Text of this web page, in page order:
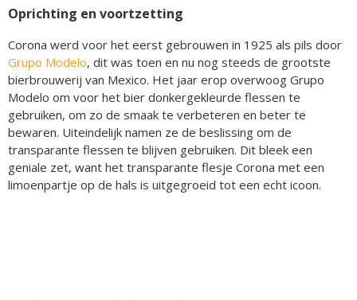
Oprichting en voortzetting
Corona werd voor het eerst gebrouwen in 1925 als pils door
Grupo Modelo, dit was toen en nu nog steeds de grootste
bierbrouwerij van Mexico. Het jaar erop overwoog Grupo
Modelo om voor het bier donkergekleurde flessen te
gebruiken, om zo de smaak te verbeteren en beter te
bewaren. Uiteindelijk namen ze de beslissing om de
transparante flessen te blijven gebruiken. Dit bleek een
geniale zet, want het transparante flesje Corona met een
limoenpartje op de hals is uitgegroeid tot een echt icoon.